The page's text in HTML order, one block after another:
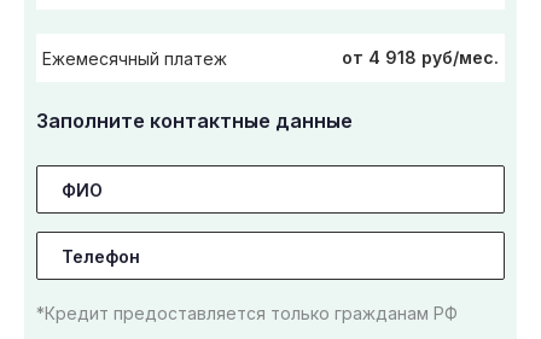
Ежемесячный платеж от 4 918 руб/мес.
Заполните контактные данные
*Кредит предоставляется только гражданам РФ